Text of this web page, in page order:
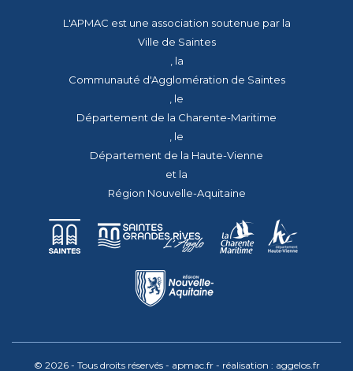
L'APMAC est une association soutenue par la
Ville de Saintes
, la
Communauté d'Agglomération de Saintes
, le
Département de la Charente-Maritime
, le
Département de la Haute-Vienne
et la
Région Nouvelle-Aquitaine
© 2026 - Tous droits réservés - apmac.fr - réalisation : aggelos.fr